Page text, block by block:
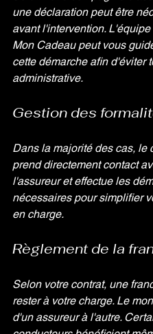
une déclaration peut être
avant l'intervention.
Mon Cadeau peut vous
cette démarche afin d'éviter
administrative.
Gestion des
Dans la majorité des cas, le
prend directement contact
l'assureur et effectue les
nécessaires pour simplifier
en charge.
Règlement de la
Selon votre contrat, une
rester à votre charge. Le
d'un assureur à l'autre.